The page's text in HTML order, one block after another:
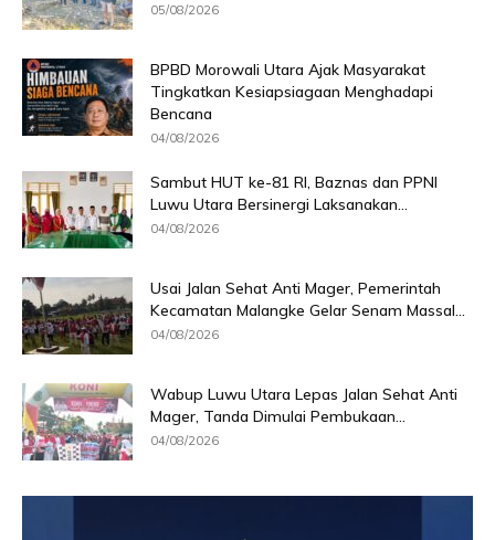
05/08/2026
BPBD Morowali Utara Ajak Masyarakat
Tingkatkan Kesiapsiagaan Menghadapi
Bencana
04/08/2026
Sambut HUT ke-81 RI, Baznas dan PPNI
Luwu Utara Bersinergi Laksanakan...
04/08/2026
Usai Jalan Sehat Anti Mager, Pemerintah
Kecamatan Malangke Gelar Senam Massal...
04/08/2026
Wabup Luwu Utara Lepas Jalan Sehat Anti
Mager, Tanda Dimulai Pembukaan...
04/08/2026